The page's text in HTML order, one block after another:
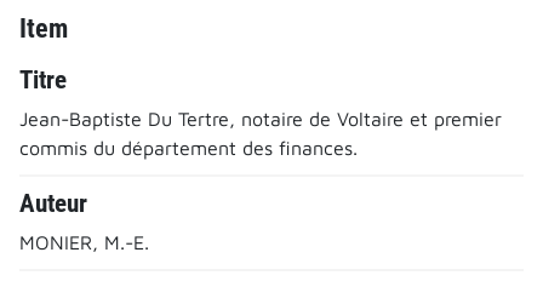
Item
Titre
Jean-Baptiste Du Tertre, notaire de Voltaire et premier
commis du département des finances.
Auteur
MONIER, M.-E.